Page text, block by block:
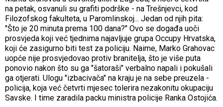
na petak, osvanuli su grafiti podrške - na Trešnjevci, kod
Filozofskog fakulteta, u Paromlinskoj... Jedan od njih pita:
"Što je 20 minuta prema 100 dana?" Ovo se događa uoči
prosvjeda koji već tjednima najavljuje grupa Occupy Hrvatska,
koji će zasigurno biti test za policiju. Naime, Marko Grahovac
uopće nije prosvjedovao protiv branitelja, što je više puta
ponovio nakon što su ga "šatoraši" verbalno napali i pokušali
ga otjerati. Ulogu "izbacivača" na kraju je na sebe preuzela -
policija, koja već četvrti mjesec tolerira nezakonitu okupaciju
Savske. I time zaradila packu ministra policije Ranka Ostojića.